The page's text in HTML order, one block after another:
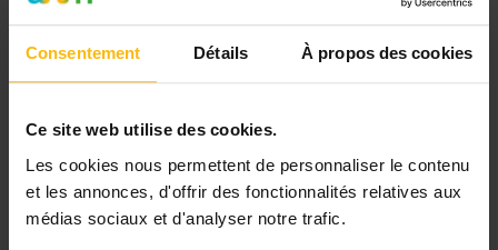
Consentement Détails À propos des cookies
Ce site web utilise des cookies.
Les cookies nous permettent de personnaliser le contenu
et les annonces, d'offrir des fonctionnalités relatives aux
médias sociaux et d'analyser notre trafic.
Hainaut
Liège
Namur
Thèmes
Travail, emploi
Enfance, jeunesse
Handicap
Immigration & intégration
Types d'activité
Apéro-débat